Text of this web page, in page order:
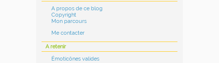
A propos de ce blog
Copyright
Mon parcours
Me contacter
A retenir
Émoticônes valides